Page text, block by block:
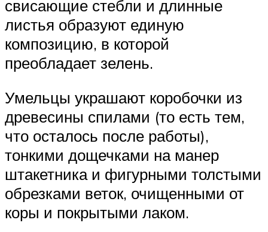
свисающие стебли и длинные
листья образуют единую
композицию, в которой
преобладает зелень.
Умельцы украшают коробочки из
древесины спилами (то есть тем,
что осталось после работы),
тонкими дощечками на манер
штакетника и фигурными толстыми
обрезками веток, очищенными от
коры и покрытыми лаком.